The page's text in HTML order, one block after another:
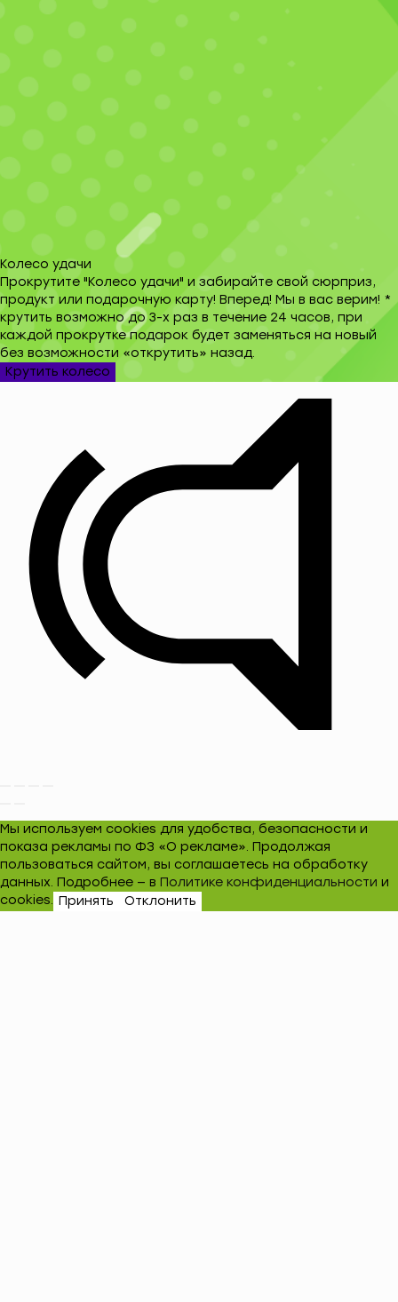
Колесо удачи
Прокрутите "Колесо удачи" и забирайте свой сюрприз,
продукт или подарочную карту! Вперед! Мы в вас верим! *
крутить возможно до 3-х раз в течение 24 часов, при
каждой прокрутке подарок будет заменяться на новый
без возможности «открутить» назад.
Крутить колесо
Мы используем cookies для удобства, безопасности и
показа рекламы по ФЗ «О рекламе». Продолжая
пользоваться сайтом, вы соглашаетесь на обработку
данных. Подробнее — в Политике конфиденциальности и
cookies. Принять Отклонить